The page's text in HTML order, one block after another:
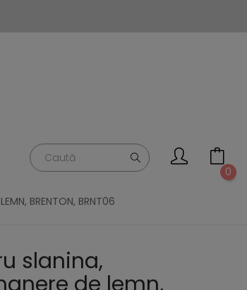
0
BRENTON, BRNT06
slanina,